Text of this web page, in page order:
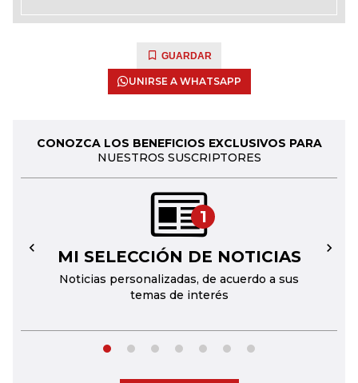
GUARDAR
UNIRSE A WHATSAPP
CONOZCA LOS BENEFICIOS EXCLUSIVOS PARA
NUESTROS SUSCRIPTORES
1
MI SELECCIÓN DE NOTICIAS
Noticias personalizadas, de acuerdo a sus
temas de interés
← →